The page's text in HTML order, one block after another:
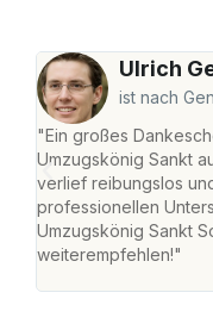
Ulrich
ist nach
"Ein großes
Umzugskönig Sankt
verlief reibungslos
professionellen
Umzugskönig Sankt
weiterempfehlen!"